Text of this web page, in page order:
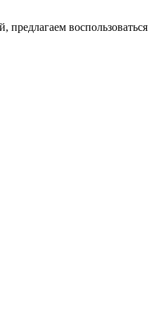
воспользоваться